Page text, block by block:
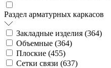
Раздел арматурных каркасов
Закладные изделия (364)
Объемные (364)
Плоские (455)
Сетки связи (637)